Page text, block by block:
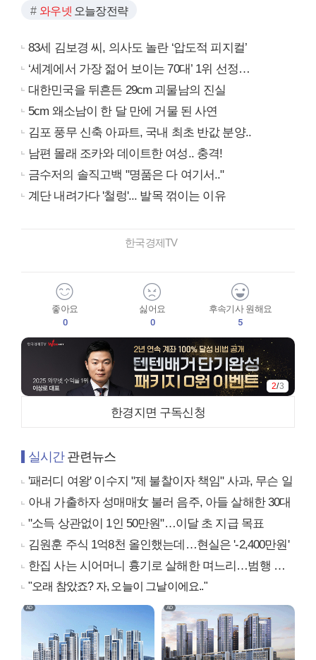
와우넷 오늘장전략
83세 김보경 씨, 의사도 놀란 ‘압도적 피지컬’
‘세계에서 가장 젊어 보이는 70대’ 1위 선정…
대한민국을 뒤흔든 29cm 괴물남의 진실
5cm 왜소남이 한 달 만에 거물 된 사연
김포 풍무 신축 아파트, 국내 최초 반값 분양..
남편 몰래 조카와 데이트한 여성.. 충격!
금수저의 솔직고백 "명품은 다 여기서.."
계단 내려가다 '철렁'... 발목 꺾이는 이유
한국경제TV
좋아요
0
싫어요
0
후속기사 원해요
5
2/3
한경지면 구독신청
실시간관련뉴스
'패러디 여왕' 이수지 "제 불찰이자 책임" 사과, 무슨 일
아내 가출하자 성매매女 불러 음주, 아들 살해한 30대
"소득 상관없이 1인 50만원"…이달 초 지급 목표
김원훈 주식 1억8천 올인했는데…현실은 '-2,400만원'
한집 사는 시어머니 흉기로 살해한 며느리…범행 동기는
"오래 참았죠? 자, 오늘이 그날이에요.."